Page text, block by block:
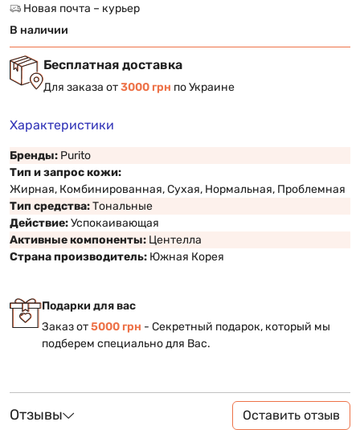
Новая почта – курьер
В наличии
Бесплатная доставка
Для заказа от3000 грн по Украине
Характеристики
Бренды: Purito
Тип и запрос кожи:
Жирная, Комбинированная, Сухая, Нормальная, Проблемная
Тип средства:Тональные
Действие:Успокаивающая
Активные компоненты: Центелла
Страна производитель: Южная Корея
Подарки для вас
Заказ от5000 грн - Секретный подарок, который мы
подберем специально для Вас.
Отзывы Оставить отзыв